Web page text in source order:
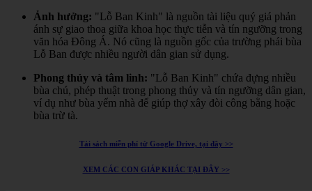
Ảnh hưởng: "Lỗ Ban Kinh" là nguồn tài liệu quý giá phản
ánh sự giao thoa giữa khoa học thực tiễn và tín ngưỡng trong
văn hóa Đông Á. Nó cũng là nguồn gốc của trường phái bùa
Lỗ Ban được nhiều người dân gian sử dụng.
Phong thủy và tâm linh: "Lỗ Ban Kinh" chứa đựng nhiều
bùa chú, phép thuật trong phong thủy và tín ngưỡng dân gian,
ví dụ như bùa yểm nhà để giúp thợ xây đòi công bằng hoặc
bùa trừ tà.
Tải sách miễn phí từ Google Drive, tại đây >>
XEM CÁC CON GIÁP KHÁC TẠI ĐÂY >>